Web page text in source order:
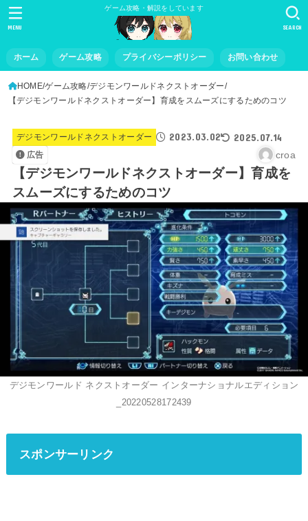
ゲーム攻略・解説をしています
ホーム ゲーム攻略 プライバシーポリシー お問い合わせ
SEARCH
MENU
HOME ゲーム攻略 デジモンワールドネクストオーダー
【デジモンワールドネクストオーダー】育成をスムーズにするためのコツ
デジモンワールドネクストオーダー 2023.03.02 2025.07.14
広告 croa
【デジモンワールドネクストオーダー】育成を
スムーズにするためのコツ
デジモンワールド ネクストオーダー インターナショナルエディション
_20220528172439
スポンサーリンク